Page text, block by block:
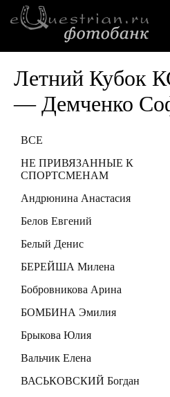
Летний Кубок
— Демченко
ВСЕ
НЕ ПРИВЯЗАННЫЕ К
СПОРТСМЕНАМ
Андрюнина Анастасия
Белов Евгений
Белый Денис
БЕРЕЙША Милена
Бобровникова Арина
БОМБИНА Эмилия
Брыкова Юлия
Вальчик Елена
ВАСЬКОВСКИЙ Богдан